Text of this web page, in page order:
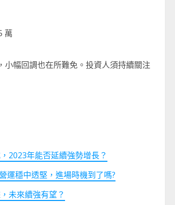
萬
幅回調也在所難免。投資人須持續關注
2023年能否延續強勢增長？
運穩中透堅，進場時機到了嗎?
未來續強有望？